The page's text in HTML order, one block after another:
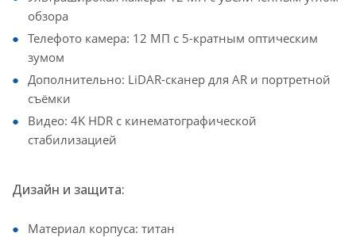
обзора
Телефото камера: 12 МП с 5-кратным оптическим
зумом
Дополнительно: LiDAR-сканер для AR и портретной
съёмки
Видео: 4K HDR с кинематографической
стабилизацией
Дизайн и защита:
Материал корпуса: титан